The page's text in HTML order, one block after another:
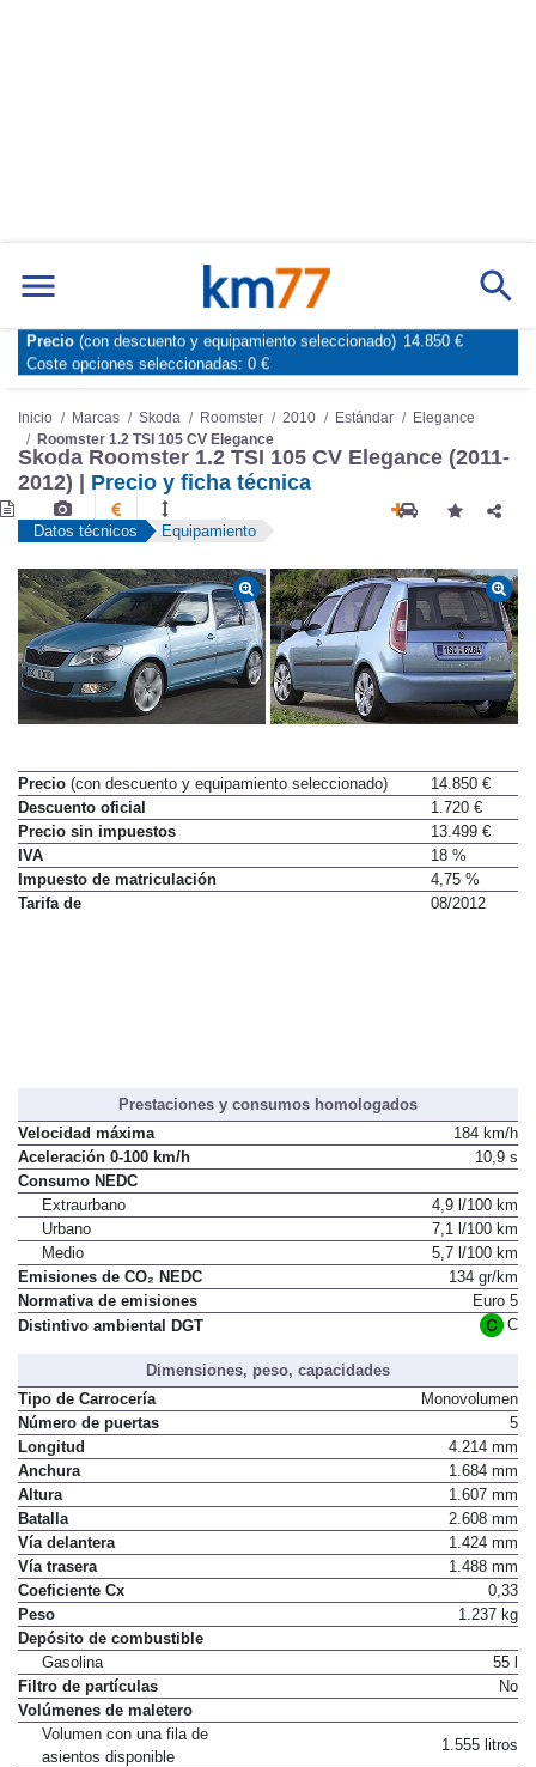
Marcas Comparador de coches
Inicio Marcas Skoda Roomster 2010 Estándar
Elegance
Roomster 1.2 TSI 105 CV Elegance
Skoda Roomster 1.2 TSI 105 CV Elegance (2011-
2012) | Precio y ficha técnica
Datos técnicos Equipamiento
Precio (con descuento y equipamiento seleccionado)
14.850 €
Descuento oficial
1.720 €
Precio sin impuestos
13.499 €
IVA
18 %
Impuesto de matriculación
4,75 %
Tarifa de
08/2012
Prestaciones y consumos homologados
Velocidad máxima
184 km/h
Aceleración 0-100 km/h
10,9 s
Consumo NEDC
Extraurbano
4,9 l/100 km
Urbano
7,1 l/100 km
Medio
5,7 l/100 km
Emisiones de CO₂ NEDC
134 gr/km
Normativa de emisiones
Euro 5
Distintivo ambiental DGT
C
Dimensiones, peso, capacidades
Tipo de Carrocería
Monovolumen
Número de puertas
5
Longitud
4.214 mm
Anchura
1.684 mm
Altura
1.607 mm
Batalla
2.608 mm
Vía delantera
1.424 mm
Vía trasera
1.488 mm
Coeficiente Cx
0,33
Peso
1.237 kg
Depósito de combustible
Gasolina
55 l
Filtro de partículas
No
Volúmenes de maletero
Volumen con una fila de
asientos disponible
1.555 litros
Precio (con descuento y equipamiento seleccionado) 14.850 €
Coste opciones seleccionadas: 0 €